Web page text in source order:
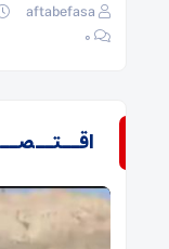
aftabefasa
۰